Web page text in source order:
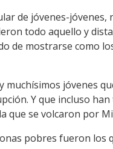
de jóvenes-
todo aquello y
de mostrarse como
muchísimos jóvenes
Y que incluso
que se volcaron por
pobres fueron los